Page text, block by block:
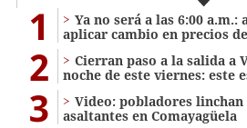
1
Ya no será a las 6:00
aplicar cambio en precios
2
Cierran paso a la salida a
noche de este viernes: este
3
Video: pobladores linchan
asaltantes en Comayagüela